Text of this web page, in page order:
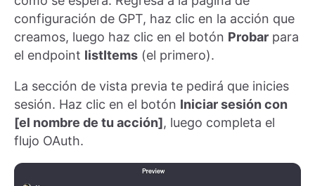
configuración de GPT, haz clic en la acción que
creamos, luego haz clic en el botón Probar para
el endpoint listItems (el primero).
La sección de vista previa te pedirá que inicies
sesión. Haz clic en el botón Iniciar sesión con
[el nombre de tu acción], luego completa el
flujo OAuth.